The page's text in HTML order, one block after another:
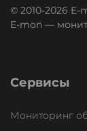
© 2010-2026
E-mon —
Сервисы
Мониторинг